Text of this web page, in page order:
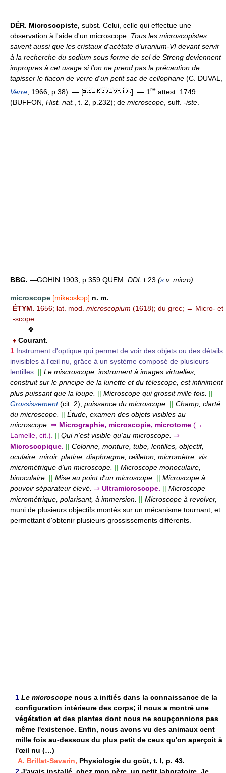
DÉR. Microscopiste, subst. Celui, celle qui effectue une
observation à l'aide d'un microscope. Tous les microscopistes
savent aussi que les cristaux d'acétate d'uranium-VI devant servir
à la recherche du sodium sous forme de sel de Streng deviennent
impropres à cet usage si l'on ne prend pas la précaution de
tapisser le flacon de verre d'un petit sac de cellophane (C. DUVAL,
Verre , 1966, p.38). — [ ]. — 1 re attest. 1749
(BUFFON, Hist. nat. , t. 2, p.232); de microscope , suff. -iste
BBG. —GOHIN 1903, p.359.QUEM. DDL t.23 (s .v. micro)
microscope [mikʀɔskɔp] n. m.
ÉTYM. 1656; lat. mod. microscopium (1618); du grec; → Micro- et
-scope.
❖
♦ Courant.
1 Instrument d'optique qui permet de voir des objets ou des détails
invisibles à l'œil nu, grâce à un système composé de plusieurs
lentilles. || Le miscroscope, instrument à images virtuelles,
construit sur le principe de la lunette et du télescope, est infiniment
plus puissant que la loupe. || Microscope qui grossit mille fois. ||
Grossissement (cit. 2), puissance du microscope. || Champ, clarté
du microscope. || Étude, examen des objets visibles au
microscope. ⇒ Micrographie, microscopie, microtome (→
Lamelle, cit.).
|| Qui n'est visible qu'au microscope. ⇒
Microscopique. || Colonne, monture, tube, lentilles, objectif,
oculaire, miroir, platine, diaphragme, œilleton, micromètre, vis
micrométrique d'un microscope. || Microscope monoculaire,
binoculaire. || Mise au point d'un microscope. || Microscope à
pouvoir séparateur élevé. ⇒ Ultramicroscope. || Microscope
micrométrique, polarisant, à immersion. || Microscope à revolver,
muni de plusieurs objectifs montés sur un mécanisme tournant, et
permettant d'obtenir plusieurs grossissements différents.
1 Le microscope nous a initiés dans la connaissance de la
configuration intérieure des corps; il nous a montré une
végétation et des plantes dont nous ne soupçonnions pas
même l'existence. Enfin, nous avons vu des animaux cent
mille fois au-dessous du plus petit de ceux qu'on aperçoit à
l'œil nu (…)
A. Brillat-Savarin, Physiologie du goût, t. I, p. 43.